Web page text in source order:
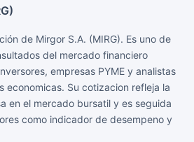
de Mirgor S.A. (MIRG). Es uno de
del mercado financiero
empresas PYME y analistas
economicas. Su cotizacion refleja la
en el mercado bursatil y es seguida
como indicador de desempeno y